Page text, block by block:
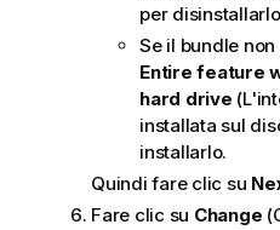
per
Se il bundle
Entire feature
hard drive
installata sul
installarlo.
Quindi fare clic su
Fare clic su Change